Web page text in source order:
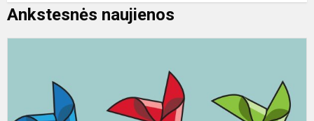
Ankstesnės naujienos